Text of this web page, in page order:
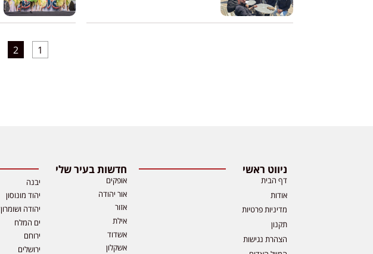
1
2
ניווט ראשי
דף הבית
אודות
מדיניות פרטיות
תקנון
הצהרת נגישות
חדשות בעיר שלי
אופקים
אור יהודה
אזור
אילת
אשדוד
אשקלון
יבנה
יהוד מונוסון
יהודה ושומרון
ים המלח
ירוחם
ירושלים